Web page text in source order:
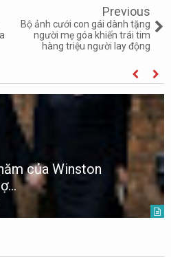
Previous
Bộ ảnh cưới con gái dành tặng
người mẹ góa khiến trái tim
hàng triệu người lay động
của Winston